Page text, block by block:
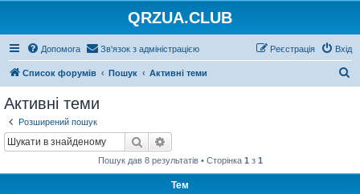
QRZUA.CLUB
Допомога Зв'язок з адміністрацією Вхід
Реєстрація
Список форумів Пошук Активні теми
Активні теми
Розширений пошук
Пошук
Пошук дав 8 результатів • Сторінка 1 з 1
Тем